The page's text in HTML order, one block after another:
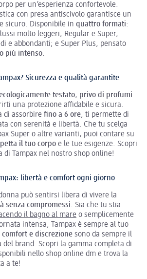
per un’esperienza confortevole.
con presa antiscivolo garantisce un
sicuro. Disponibile in quattro formati:
molto leggeri; Regular e Super,
e abbondanti; e Super Plus, pensato
più intenso.
Sicurezza e qualità garantite
testato, privo di profumi
una protezione affidabile e sicura.
di assorbire fino a 6 ore, ti permette di
con serenità e libertà. Che tu scelga
Super o altre varianti, puoi contare su
il tuo corpo e le tue esigenze. Scopri
di Tampax nel nostro shop online!
libertà e comfort ogni giorno
può sentirsi libera di vivere la
senza compromessi. Sia che tu stia
il bagno al mare o semplicemente
intensa, Tampax è sempre al tuo
comfort e discrezione sono da sempre il
del brand. Scopri la gamma completa di
nello shop online dm e trova la
a te!